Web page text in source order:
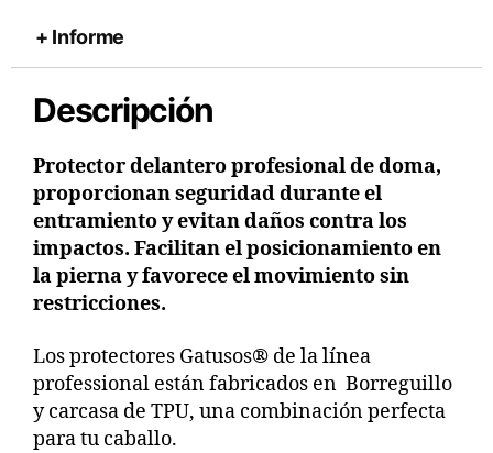
Informe
Descripción
Protector delantero profesional de doma,
proporcionan seguridad durante el
entramiento y evitan daños contra los
impactos. Facilitan el posicionamiento en
la pierna y favorece el movimiento sin
restricciones.
Los protectores Gatusos® de la línea
professional están fabricados en Borreguillo
y carcasa de TPU, una combinación perfecta
para tu caballo.